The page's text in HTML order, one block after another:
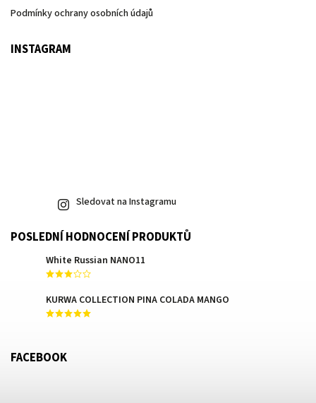
Podmínky ochrany osobních údajů
INSTAGRAM
Sledovat na Instagramu
POSLEDNÍ HODNOCENÍ PRODUKTŮ
White Russian NANO11
KURWA COLLECTION PINA COLADA MANGO
FACEBOOK